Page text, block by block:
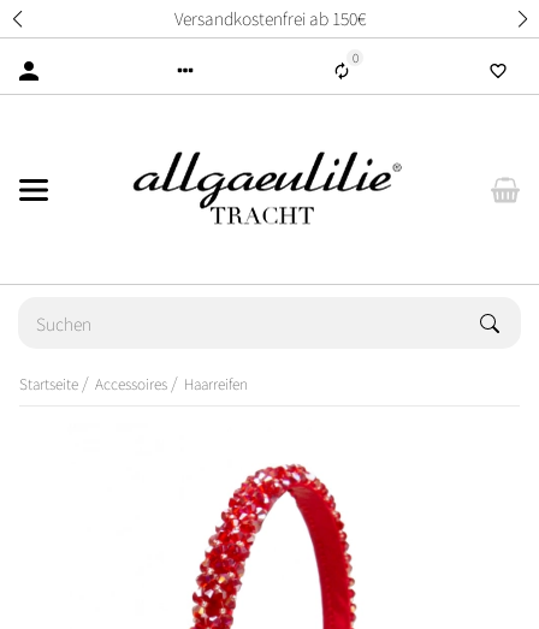
Versandkostenfrei ab 150€
0
Startseite Accessoires Haarreifen